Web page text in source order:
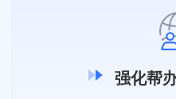
强化帮